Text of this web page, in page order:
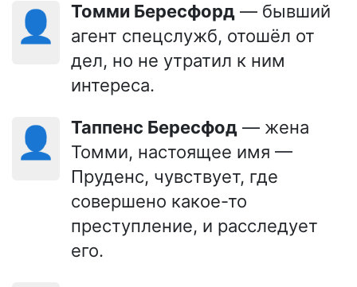
👤 Томми Бересфорд — бывший
агент спецслужб, отошёл от
дел, но не утратил к ним
интереса.
👤 Таппенс Бересфод — жена
Томми, настоящее имя —
Пруденс, чувствует, где
совершено какое-то
преступление, и расследует
его.